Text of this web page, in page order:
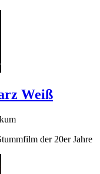
Weiß
der 20er Jahre